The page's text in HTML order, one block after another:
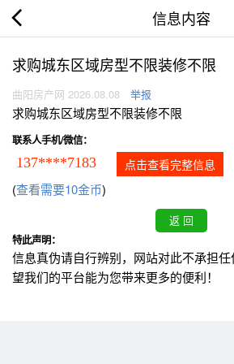
信息内容
求购城东区域房型不限装修不限
曲阳房产网 2026.08.08 举报
求购城东区域房型不限装修不限
联系人手机/微信：
137****7183 点击查看完整信息
(查看需要10金币)
特此声明：
信息真伪请自行辨别，网站对此不承担
望我们的平台能为您带来更多的便利！